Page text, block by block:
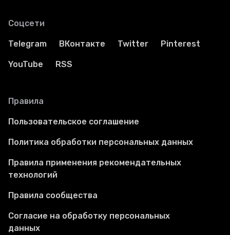
Соцсети
Telegram ВКонтакте Twitter Pinterest
YouTube RSS
Правила
Пользовательское соглашение
Политика обработки персональных данных
Правила применения рекомендательных
технологий
Правила сообщества
Согласие на обработку персональных
данных